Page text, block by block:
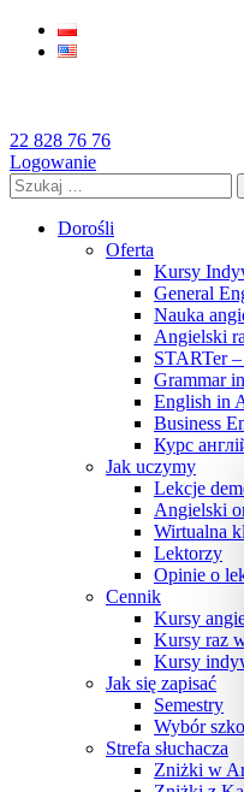
22 828 76 76
Logowanie
Szukaj:
Dorośli
Oferta
Kursy
General
Nauka
Angielski
STARTer
Grammar
English in
Business
Курс
Jak uczymy
Lekcje
Angielski
Wirtualna
Lektorzy
Opinie o
Cennik
Kursy
Kursy raz
Kursy
Jak się zapisać
Semestry
Wybór
Strefa słuchacza
Zniżki w